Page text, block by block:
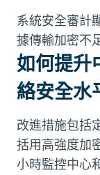
系統安全審計
據傳輸加密不
如何提升
絡安全水
改進措施包括
括用高強度加
小時監控中心